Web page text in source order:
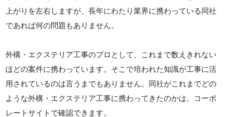
上がりを左右しますが、長年にわたり業界に携わっている同社
であれば何の問題もありません。
外構・エクステリア工事のプロとして、これまで数えきれない
ほどの案件に携わっています。そこで培われた知識が工事に活
用されているのは言うまでもありません。同社がこれまでどの
ような外構・エクステリア工事に携わってきたのかは、コーポ
レートサイトで確認できます。